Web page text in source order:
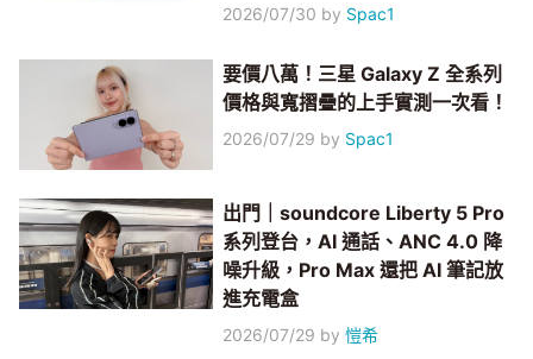
2026/07/30 by Spac1
要價八萬！三星 Galaxy Z 全系列
價格與寬摺疊的上手實測一次看！
2026/07/29 by Spac1
出門｜soundcore Liberty 5 Pro
系列登台，AI 通話、ANC 4.0 降
噪升級，Pro Max 還把 AI 筆記放
進充電盒
2026/07/29 by愷希